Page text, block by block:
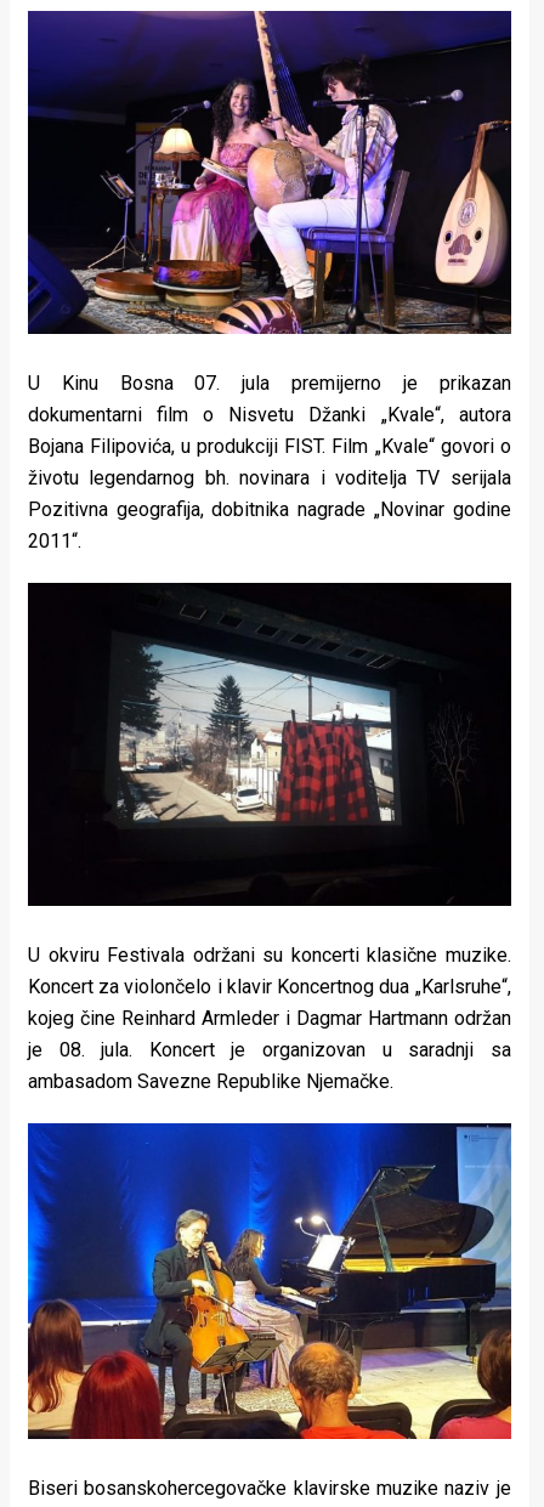
U Kinu Bosna 07. jula premijerno je prikazan
dokumentarni film o Nisvetu Džanki „Kvale“, autora
Bojana Filipovića, u produkciji FIST. Film „Kvale“ govori o
životu legendarnog bh. novinara i voditelja TV serijala
Pozitivna geografija, dobitnika nagrade „Novinar godine
2011“.
U okviru Festivala održani su koncerti klasične muzike.
Koncert za violončelo i klavir Koncertnog dua „Karlsruhe“,
kojeg čine Reinhard Armleder i Dagmar Hartmann održan
je 08. jula. Koncert je organizovan u saradnji sa
ambasadom Savezne Republike Njemačke.
Biseri bosanskohercegovačke klavirske muzike naziv je